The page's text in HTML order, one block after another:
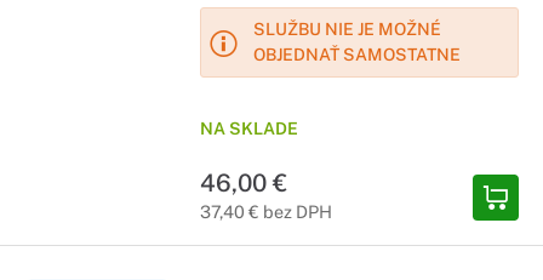
SLUŽBU NIE JE MOŽNÉ
OBJEDNAŤ SAMOSTATNE
NA SKLADE
46,00 €
37,40 € bez DPH